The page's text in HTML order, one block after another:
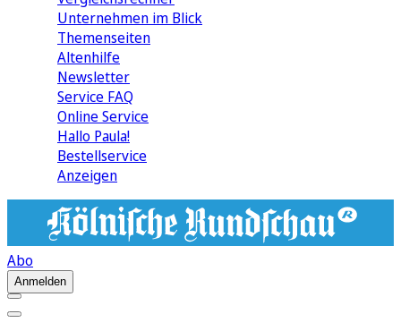
Unternehmen im Blick
Themenseiten
Altenhilfe
Newsletter
Service FAQ
Online Service
Hallo Paula!
Bestellservice
Anzeigen
Abo
Anmelden